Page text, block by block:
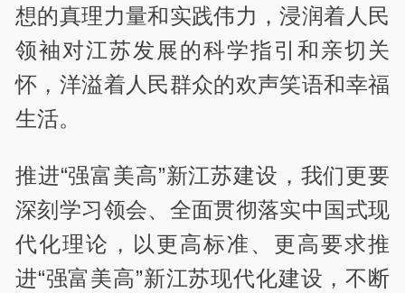
想的真理力量和实践伟力，浸润着人民
领袖对江苏发展的科学指引和亲切关
怀，洋溢着人民群众的欢声笑语和幸福
生活。
推进“强富美高”新江苏建设，我们更要
深刻学习领会、全面贯彻落实中国式现
代化理论，以更高标准、更高要求推
进“强富美高”新江苏现代化建设，不断